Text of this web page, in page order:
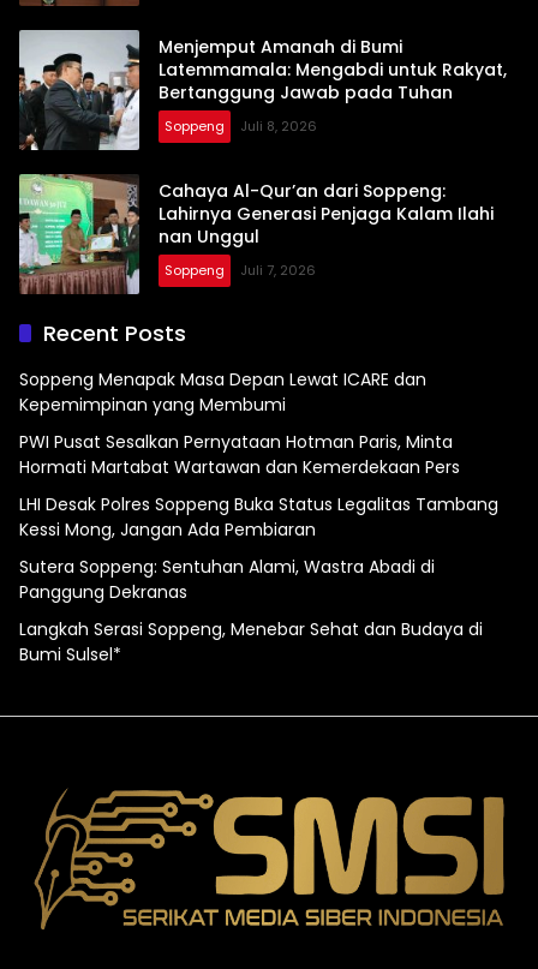
Menjemput Amanah di Bumi
Latemmamala: Mengabdi untuk Rakyat,
Bertanggung Jawab pada Tuhan
Soppeng Juli 8, 2026
Cahaya Al-Qur’an dari Soppeng:
Lahirnya Generasi Penjaga Kalam Ilahi
nan Unggul
Soppeng Juli 7, 2026
Recent Posts
Soppeng Menapak Masa Depan Lewat ICARE dan
Kepemimpinan yang Membumi
PWI Pusat Sesalkan Pernyataan Hotman Paris, Minta
Hormati Martabat Wartawan dan Kemerdekaan Pers
LHI Desak Polres Soppeng Buka Status Legalitas Tambang
Kessi Mong, Jangan Ada Pembiaran
Sutera Soppeng: Sentuhan Alami, Wastra Abadi di
Panggung Dekranas
Langkah Serasi Soppeng, Menebar Sehat dan Budaya di
Bumi Sulsel*